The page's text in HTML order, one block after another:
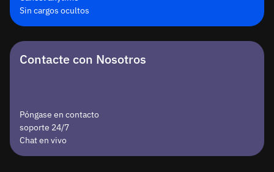
Sin cargos ocultos
Contacte con Nosotros
Póngase en contacto
soporte 24/7
Chat en vivo